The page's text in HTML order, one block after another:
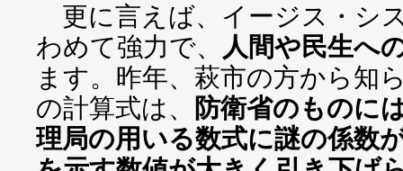
更に言えば、イージス・シ
わめて強力で、
人間や民生へ
ます。昨年、萩市の方から知
の計算式は、
防衛省のものに
理局の用いる数式に謎の係数